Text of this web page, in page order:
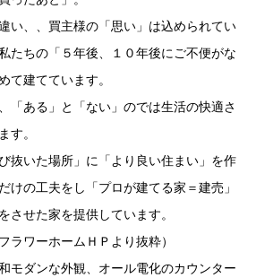
い、、買主様の「思い」は込められてい
たちの「５年後、１０年後にご不便がな
て建てています。
「ある」と「ない」のでは生活の快適さ
す。
抜いた場所」に「より良い住まい」を作
けの工夫をし「プロが建てる家＝建売」
させた家を提供しています。
ラワーホームＨＰより抜粋）
モダンな外観、オール電化のカウンター